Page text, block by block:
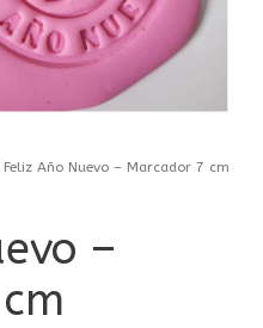
Año Nuevo – Marcador 7 cm
–